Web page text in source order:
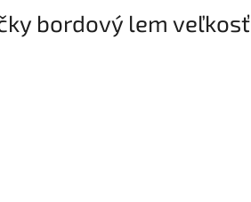
bordový lem veľkosť